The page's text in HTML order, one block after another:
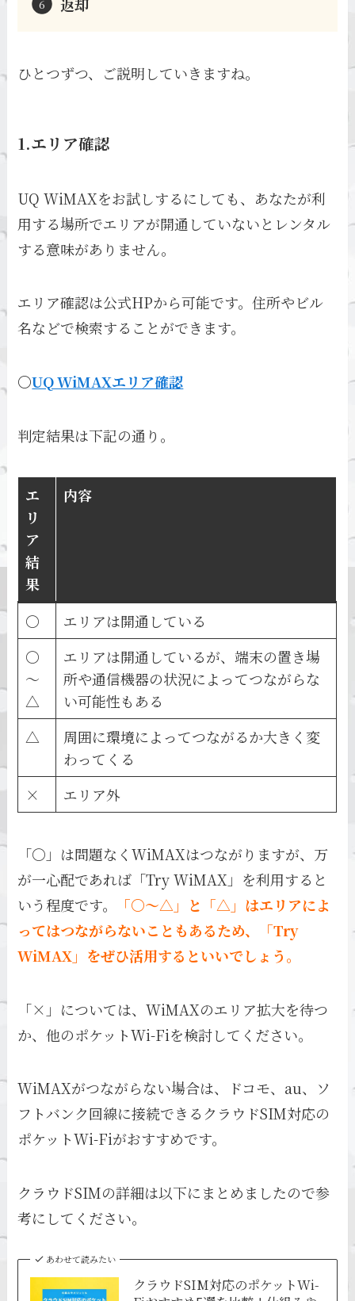
ひとつずつ、ご説明していきますね。
1.エリア確認
UQ WiMAXをお試しするにしても、あなたが利
用する場所でエリアが開通していないとレンタル
する意味がありません。
エリア確認は公式HPから可能です。住所やビル
名などで検索することができます。
〇UQ WiMAXエリア確認
判定結果は下記の通り。
エ
リ
ア
結
果
内容
〇
エリアは開通している
〇
～
△
エリアは開通しているが、端末の置き場
所や通信機器の状況によってつながらな
い可能性もある
△
周囲に環境によってつながるか大きく変
わってくる
×
エリア外
「〇」は問題なくWiMAXはつながりますが、万
が一心配であれば「Try WiMAX」を利用すると
いう程度です。
「〇～△」と「△」はエリアによ
ってはつながらないこともあるため、「Try
WiMAX」をぜひ活用するといいでしょう。
「×」については、WiMAXのエリア拡大を待つ
か、他のポケットWi-Fiを検討してください。
WiMAXがつながらない場合は、ドコモ、au、ソ
フトバンク回線に接続できるクラウドSIM対応の
ポケットWi-Fiがおすすめです。
クラウドSIMの詳細は以下にまとめましたので参
考にしてください。
あわせて読みたい
クラウドSIM対応のポケットWi-